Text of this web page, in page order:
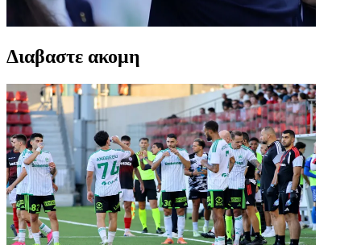
Διαβαστε ακομη